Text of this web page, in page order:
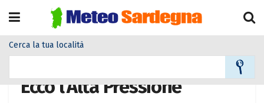
Cerca la tua località
Ecco l’Alta Pressione